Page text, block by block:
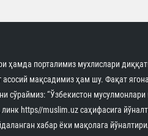
ҳамда порталимиз мухлислари
мақсадимиз ҳам шу. Фақат
сўраймиз: “Ўзбекистон
линк https//muslim.uz саҳифасига
хабар ёки мақолага